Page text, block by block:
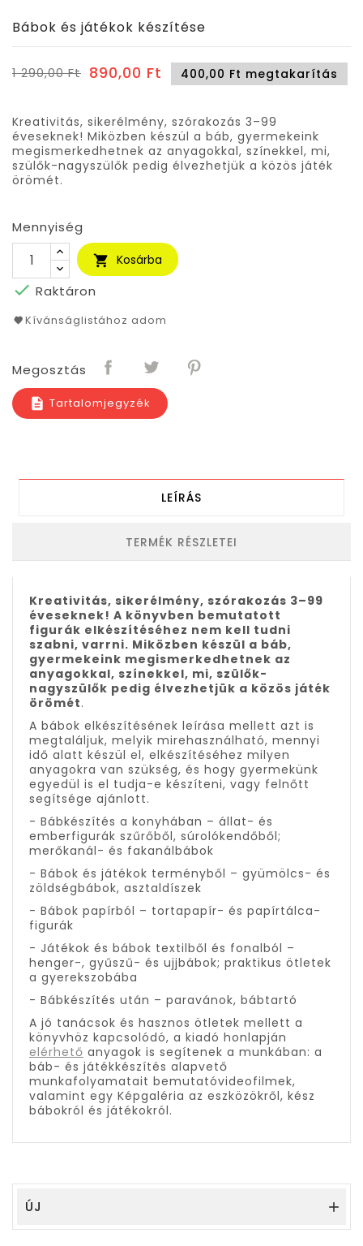
Bábok és játékok készítése
1 290,00 Ft 890,00 Ft 400,00 Ft megtakarítás
Kreativitás, sikerélmény, szórakozás 3–99
éveseknek! Miközben készül a báb, gyermekeink
megismerkedhetnek az anyagokkal, színekkel, mi,
szülők-nagyszülők pedig élvezhetjük a közös játék
örömét.
Mennyiség
 Kosárba
 Raktáron
Kívánságlistához adom
Megosztás
description Tartalomjegyzék
LEÍRÁS
TERMÉK RÉSZLETEI
Kreativitás, sikerélmény, szórakozás 3–99
éveseknek! A könyvben bemutatott
figurák elkészítéséhez nem kell tudni
szabni, varrni. Miközben készül a báb,
gyermekeink megismerkedhetnek az
anyagokkal, színekkel, mi, szülők-
nagyszülők pedig élvezhetjük a közös játék
örömét.
A bábok elkészítésének leírása mellett azt is
megtaláljuk, melyik mirehasználható, mennyi
idő alatt készül el, elkészítéséhez milyen
anyagokra van szükség, és hogy gyermekünk
egyedül is el tudja-e készíteni, vagy felnőtt
segítsége ajánlott.
- Bábkészítés a konyhában – állat- és
emberfigurák szűrőből, súrolókendőből;
merőkanál- és fakanálbábok
- Bábok és játékok terményből – gyümölcs- és
zöldségbábok, asztaldíszek
- Bábok papírból – tortapapír- és papírtálca-
figurák
- Játékok és bábok textilből és fonalból –
henger-, gyűszű- és ujjbábok; praktikus ötletek
a gyerekszobába
- Bábkészítés után – paravánok, bábtartó
A jó tanácsok és hasznos ötletek mellett a
könyvhöz kapcsolódó, a kiadó honlapján
elérhető anyagok is segítenek a munkában: a
báb- és játékkészítés alapvető
munkafolyamatait bemutatóvideofilmek,
valamint egy Képgaléria az eszközökről, kész
bábokról és játékokról.
ÚJ 